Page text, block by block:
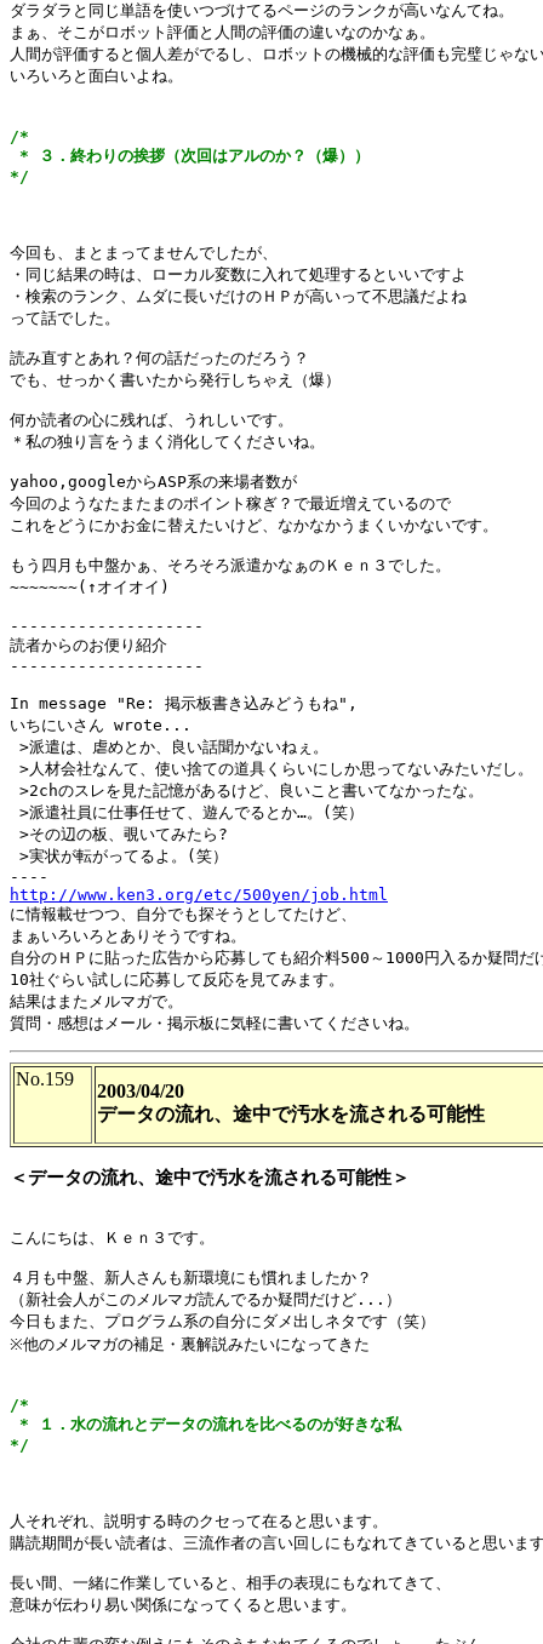
ダラダラと同じ単語を使いつづけてるページのランクが高いなんてね。
まぁ、そこがロボット評価と人間の評価の違いなのかなぁ。
人間が評価すると個人差がでるし、ロボットの機械的な評価も完璧じゃな
いろいろと面白いよね。
/*
* ３．終わりの挨拶（次回はアルのか？（爆））
*/
今回も、まとまってませんでしたが、
・同じ結果の時は、ローカル変数に入れて処理するといいですよ
・検索のランク、ムダに長いだけのＨＰが高いって不思議だよね
って話でした。
読み直すとあれ？何の話だったのだろう？
でも、せっかく書いたから発行しちゃえ（爆）
何か読者の心に残れば、うれしいです。
＊私の独り言をうまく消化してくださいね。
yahoo,googleからASP系の来場者数が
今回のようなたまたまのポイント稼ぎ？で最近増えているので
これをどうにかお金に替えたいけど、なかなかうまくいかないです。
もう四月も中盤かぁ、そろそろ派遣かなぁのＫｅｎ３でした。
~~~~~~~(↑オイオイ)
--------------------
読者からのお便り紹介
--------------------
In message "Re: 掲示板書き込みどうもね",
いちにいさん wrote...
>派遣は、虐めとか、良い話聞かないねぇ。
>人材会社なんて、使い捨ての道具くらいにしか思ってないみたいだし。
>2chのスレを見た記憶があるけど、良いこと書いてなかったな。
>派遣社員に仕事任せて、遊んでるとか…。(笑）
>その辺の板、覗いてみたら?
>実状が転がってるよ。(笑）
http://www.ken3.org/etc/500yen/job.html
に情報載せつつ、自分でも探そうとしてたけど、
まぁいろいろとありそうですね。
自分のＨＰに貼った広告から応募しても紹介料500～1000円入るか疑問だ
10社ぐらい試しに応募して反応を見てみます。
結果はまたメルマガで。
No.159
2003/04/20
データの流れ、途中で汚水を流される可能性
＜データの流れ、途中で汚水を流される可能性＞
こんにちは、Ｋｅｎ３です。
４月も中盤、新人さんも新環境にも慣れましたか？
（新社会人がこのメルマガ読んでるか疑問だけど...）
今日もまた、プログラム系の自分にダメ出しネタです（笑）
※他のメルマガの補足・裏解説みたいになってきた
/*
* １．水の流れとデータの流れを比べるのが好きな私
*/
人それぞれ、説明する時のクセって在ると思います。
購読期間が長い読者は、三流作者の言い回しにもなれてきていると思いま
長い間、一緒に作業していると、相手の表現にもなれてきて、
意味が伝わり易い関係になってくると思います。